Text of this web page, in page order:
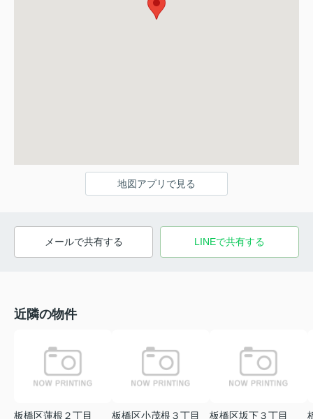
地図アプリで見る
メールで共有する LINEで共有する
近隣の物件
板橋区蓮根２丁目
板橋区小茂根３丁目
板橋区坂下３丁目